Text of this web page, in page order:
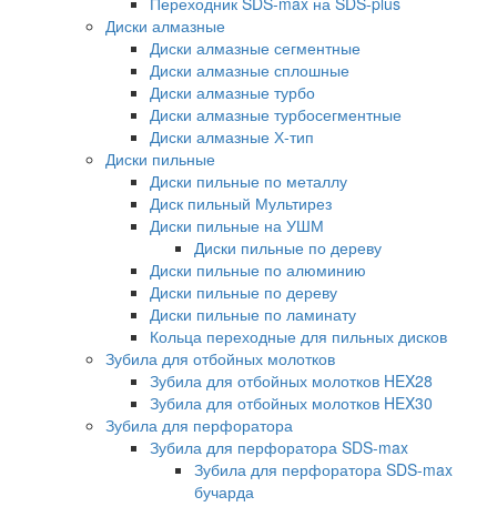
Диски алмазные
Диски алмазные сегментные
Диски алмазные сплошные
Диски алмазные турбо
Диски алмазные турбосегментные
Диски алмазные Х-тип
Диски пильные
Диски пильные по металлу
Диск пильный Мультирез
Диски пильные на УШМ
Диски пильные по дереву
Диски пильные по алюминию
Диски пильные по дереву
Диски пильные по ламинату
Кольца переходные для пильных дисков
Зубила для отбойных молотков
Зубила для отбойных молотков HEX28
Зубила для отбойных молотков HEX30
Зубила для перфоратора
Зубила для перфоратора SDS-max
Зубила для перфоратора SDS-max
бучарда